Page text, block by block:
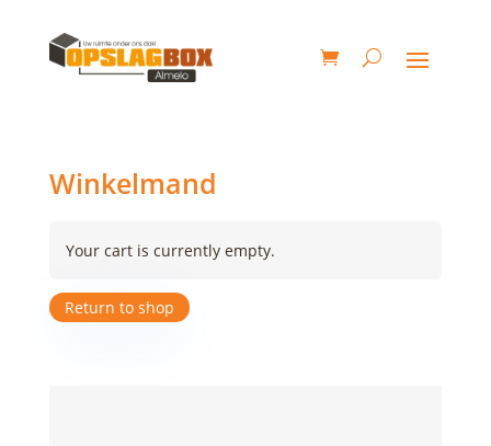
Winkelmand
Your cart is currently empty.
Return to shop